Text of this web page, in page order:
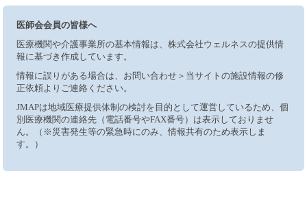
医師会会員の皆様へ
医療機関や介護事業所の基本情報は、株式会社ウェルネスの提供情
報に基づき作成しています。
情報に誤りがある場合は、お問い合わせ＞当サイトの施設情報の修
正依頼よりご連絡ください。
JMAPは地域医療提供体制の検討を目的として運営しているため、個
別医療機関の連絡先（電話番号やFAX番号）は表示しておりませ
ん。（※災害発生等の緊急時にのみ、情報共有のため表示しま
す。）